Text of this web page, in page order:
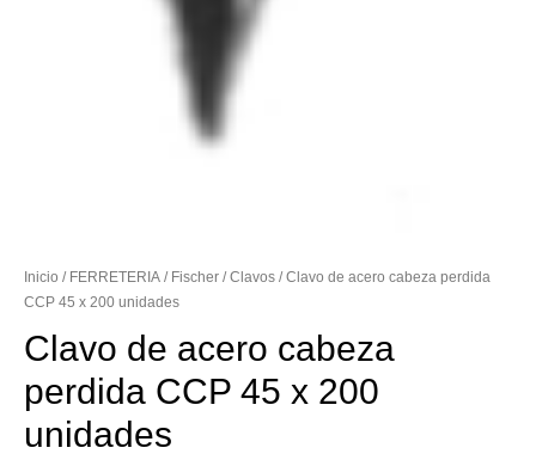
Inicio / FERRETERIA / Fischer /Clavos / Clavo de acero cabeza perdida
CCP 45 x 200 unidades
Clavo de acero cabeza
perdida CCP 45 x 200
unidades